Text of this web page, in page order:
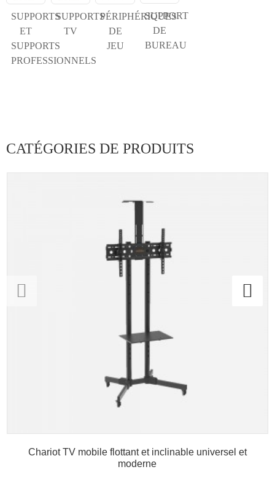
SUPPORTS
ET
SUPPORTS
PROFESSIONNELS
SUPPORTS
TV
PÉRIPHÉRIQUES
DE
JEU
SUPPORT
DE
BUREAU
CATÉGORIES DE PRODUITS
Chariot TV mobile flottant et inclinable universel et
moderne